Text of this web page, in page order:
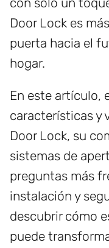
Door Lock es
puerta hacia el
hogar.
En este artículo,
características y
Door Lock, su
sistemas de
preguntas más
instalación y
descubrir cómo
puede